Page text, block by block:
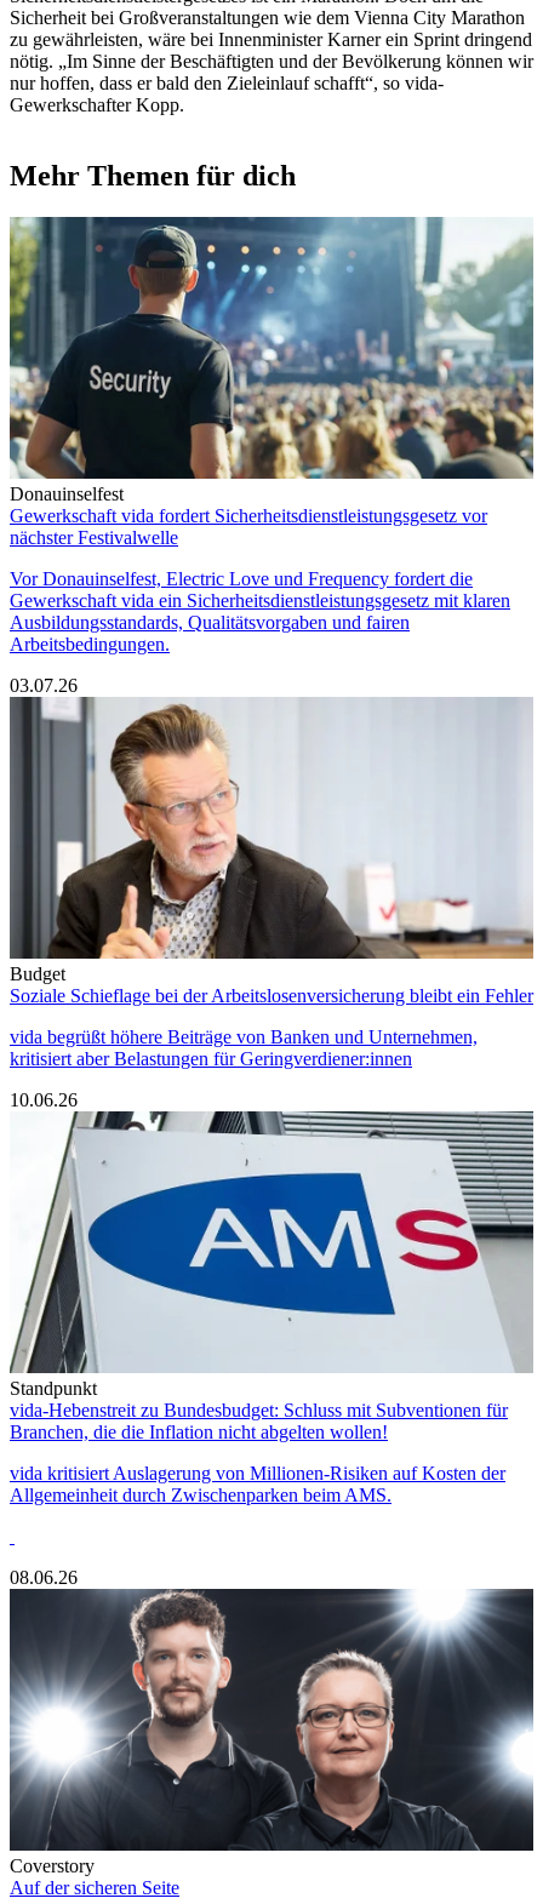
Sicherheit bei Großveranstaltungen wie dem Vienna City Marathon
zu gewährleisten, wäre bei Innenminister Karner ein Sprint dringend
nötig. „Im Sinne der Beschäftigten und der Bevölkerung können wir
nur hoffen, dass er bald den Zieleinlauf schafft“, so vida-
Gewerkschafter Kopp.
Mehr Themen für dich
Donauinselfest
Gewerkschaft vida fordert Sicherheitsdienstleistungsgesetz vor
nächster Festivalwelle
Vor Donauinselfest, Electric Love und Frequency fordert die
Gewerkschaft vida ein Sicherheitsdienstleistungsgesetz mit klaren
Ausbildungsstandards, Qualitätsvorgaben und fairen
Arbeitsbedingungen.
03.07.26
Budget
Soziale Schieflage bei der Arbeitslosenversicherung bleibt ein Fehler
vida begrüßt höhere Beiträge von Banken und Unternehmen,
kritisiert aber Belastungen für Geringverdiener:innen
10.06.26
Standpunkt
vida-Hebenstreit zu Bundesbudget: Schluss mit Subventionen für
Branchen, die die Inflation nicht abgelten wollen!
vida kritisiert Auslagerung von Millionen-Risiken auf Kosten der
Allgemeinheit durch Zwischenparken beim AMS.
08.06.26
Coverstory
Auf der sicheren Seite